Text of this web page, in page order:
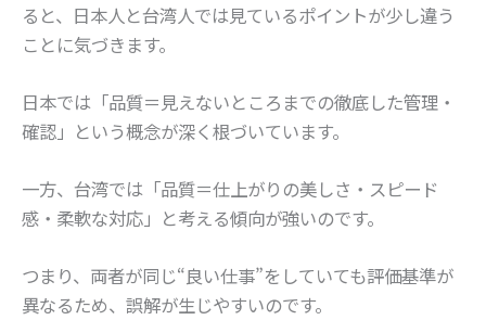
ると、日本人と台湾人では見ているポイントが少し違う
ことに気づきます。
日本では「品質＝見えないところまでの徹底した管理・
確認」という概念が深く根づいています。
一方、台湾では「品質＝仕上がりの美しさ・スピード
感・柔軟な対応」と考える傾向が強いのです。
つまり、両者が同じ“良い仕事”をしていても評価基準が
異なるため、誤解が生じやすいのです。